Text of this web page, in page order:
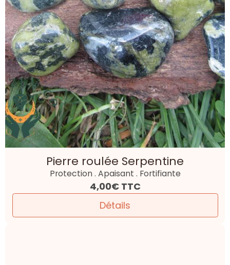
Pierre roulée Serpentine
Protection . Apaisant . Fortifiante
4,00€ TTC
Détails